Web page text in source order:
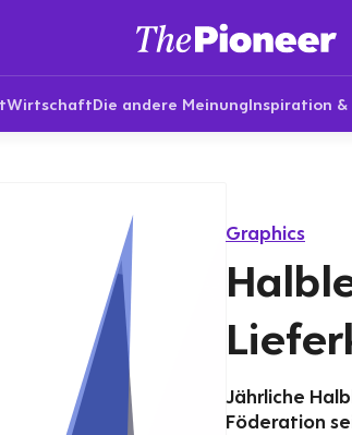
WirtschaftDie andere MeinungInspiration
Graphics
Jährliche
Föderation